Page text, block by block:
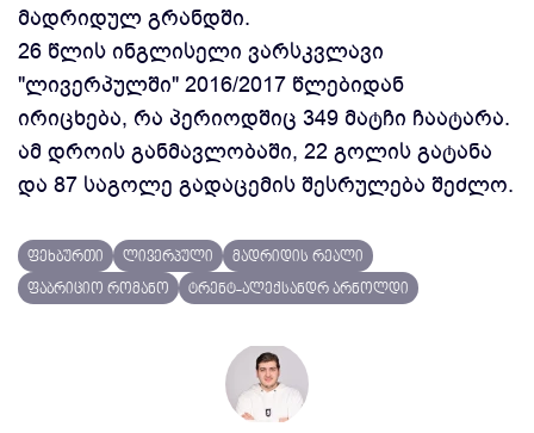
მადრიდულ გრანდში.
26 წლის ინგლისელი ვარსკვლავი
"ლივერპულში" 2016/2017 წლებიდან
ირიცხება, რა პერიოდშიც 349 მატჩი ჩაატარა.
ამ დროის განმავლობაში, 22 გოლის გატანა
და 87 საგოლე გადაცემის შესრულება შეძლო.
ფეხბურთი ლივერპული
მადრიდის რეალი
ფაბრიციო რომანო
ტრენტ-ალექსანდრ არნოლდი